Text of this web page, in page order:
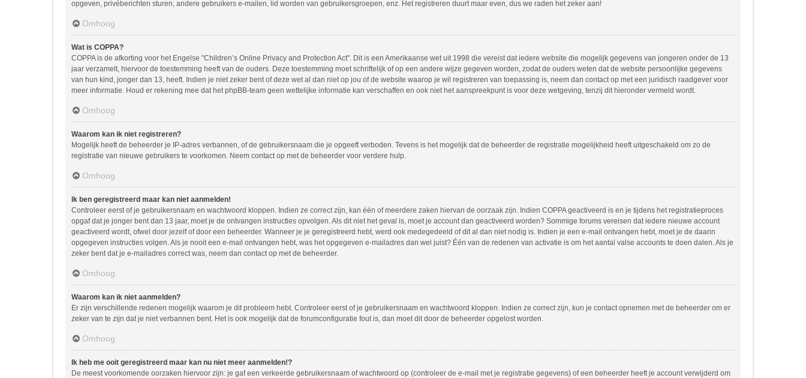
opgeven, privéberichten sturen, andere gebruikers e-mailen, lid worden van gebruikersgroepen, enz. Het registreren duurt maar even, dus we raden het zeker aan!
Omhoog
Wat is COPPA?
COPPA is de afkorting voor het Engelse "Children’s Online Privacy and Protection Act". Dit is een Amerikaanse wet uit 1998 die vereist dat iedere website die mogelijk gegevens van jongeren onder de 13
jaar verzamelt, hiervoor de toestemming heeft van de ouders. Deze toestemming moet schriftelijk of op een andere wijze gegeven worden, zodat de ouders weten dat de website persoonlijke gegevens
van hun kind, jonger dan 13, heeft. Indien je niet zeker bent of deze wet al dan niet op jou of de website waarop je wil registreren van toepassing is, neem dan contact op met een juridisch raadgever voor
meer informatie. Houd er rekening mee dat het phpBB-team geen wettelijke informatie kan verschaffen en ook niet het aanspreekpunt is voor deze wetgeving, tenzij dit hieronder vermeld wordt.
Omhoog
Waarom kan ik niet registreren?
Mogelijk heeft de beheerder je IP-adres verbannen, of de gebruikersnaam die je opgeeft verboden. Tevens is het mogelijk dat de beheerder de registratie mogelijkheid heeft uitgeschakeld om zo de
registratie van nieuwe gebruikers te voorkomen. Neem contact op met de beheerder voor verdere hulp.
Omhoog
Ik ben geregistreerd maar kan niet aanmelden!
Controleer eerst of je gebruikersnaam en wachtwoord kloppen. Indien ze correct zijn, kan één of meerdere zaken hiervan de oorzaak zijn. Indien COPPA geactiveerd is en je tijdens het registratieproces
opgaf dat je jonger bent dan 13 jaar, moet je de ontvangen instructies opvolgen. Als dit niet het geval is, moet je account dan geactiveerd worden? Sommige forums vereisen dat iedere nieuwe account
geactiveerd wordt, ofwel door jezelf of door een beheerder. Wanneer je je geregistreerd hebt, werd ook medegedeeld of dit al dan niet nodig is. Indien je een e-mail ontvangen hebt, moet je de daarin
opgegeven instructies volgen. Als je nooit een e-mail ontvangen hebt, was het opgegeven e-mailadres dan wel juist? Één van de redenen van activatie is om het aantal valse accounts te doen dalen. Als je
zeker bent dat je e-mailadres correct was, neem dan contact op met de beheerder.
Omhoog
Waarom kan ik niet aanmelden?
Er zijn verschillende redenen mogelijk waarom je dit probleem hebt. Controleer eerst of je gebruikersnaam en wachtwoord kloppen. Indien ze correct zijn, kun je contact opnemen met de beheerder om er
zeker van te zijn dat je niet verbannen bent. Het is ook mogelijk dat de forumconfiguratie fout is, dan moet dit door de beheerder opgelost worden.
Omhoog
Ik heb me ooit geregistreerd maar kan nu niet meer aanmelden!?
De meest voorkomende oorzaken hiervoor zijn: je gaf een verkeerde gebruikersnaam of wachtwoord op (controleer de e-mail met je registratie gegevens) of een beheerder heeft je account verwijderd om